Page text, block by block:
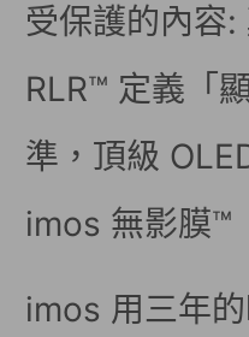
受保護的內容
RLR™ 定義「
準，頂級
imos 無影膜™
imos 用三年